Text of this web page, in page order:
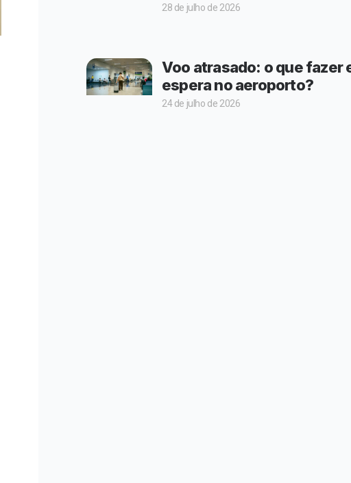
28 de julho de 2026
Voo atrasado: o que fazer
espera no aeroporto?
24 de julho de 2026